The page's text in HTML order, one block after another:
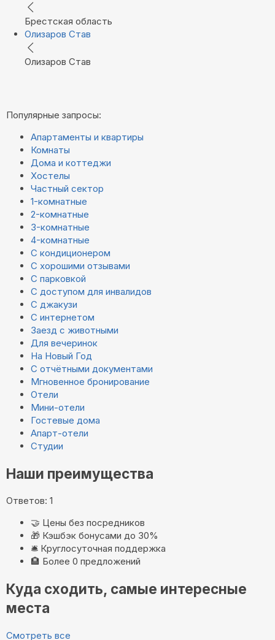
Брестская область
Олизаров Став
Олизаров Став
Популярные запросы:
Апартаменты и квартиры
Комнаты
Дома и коттеджи
Хостелы
Частный сектор
1-комнатные
2-комнатные
3-комнатные
4-комнатные
С кондиционером
С хорошими отзывами
С парковкой
С доступом для инвалидов
С джакузи
С интернетом
Заезд с животными
Для вечеринок
На Новый Год
С отчётными документами
Мгновенное бронирование
Отели
Мини-отели
Гостевые дома
Апарт-отели
Студии
Наши преимущества
Ответов: 1
🤝 Цены без посредников
🎁 Кэшбэк бонусами до 30%
🛎️ Круглосуточная поддержка
🏨 Более 0 предложений
Куда сходить, самые интересные
места
Смотреть все